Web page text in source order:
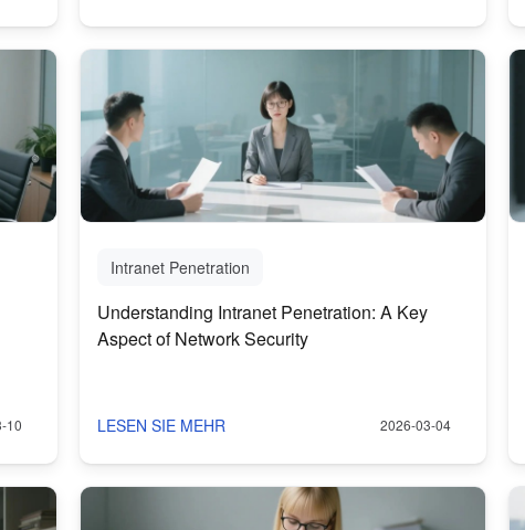
10
Intranet Penetration
Understanding Intranet Penetration: A Key
Aspect of Network Security
LESEN SIE MEHR 2026-03-04